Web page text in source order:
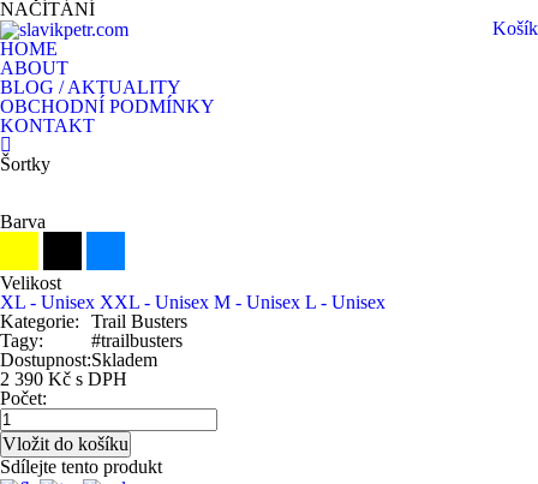
NAČÍTÁNÍ
Košík
HOME
ABOUT
BLOG / AKTUALITY
OBCHODNÍ PODMÍNKY
KONTAKT
Šortky
Barva
Velikost
XL - Unisex XXL - Unisex M - Unisex L - Unisex
Kategorie:
Trail Busters
Tagy:
#trailbusters
Dostupnost:Skladem
2 390 Kč s DPH
Počet:
Sdílejte tento produkt